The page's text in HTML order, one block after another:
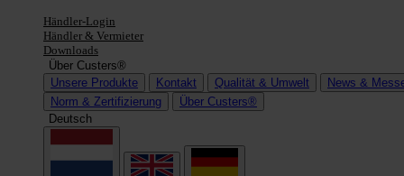
Händler-Login
Händler & Vermieter
Downloads
Über Custers®
Unsere Produkte
Kontakt Qualität & Umwelt
News &
Norm & Zertifizierung
Über Custers®
Deutsch